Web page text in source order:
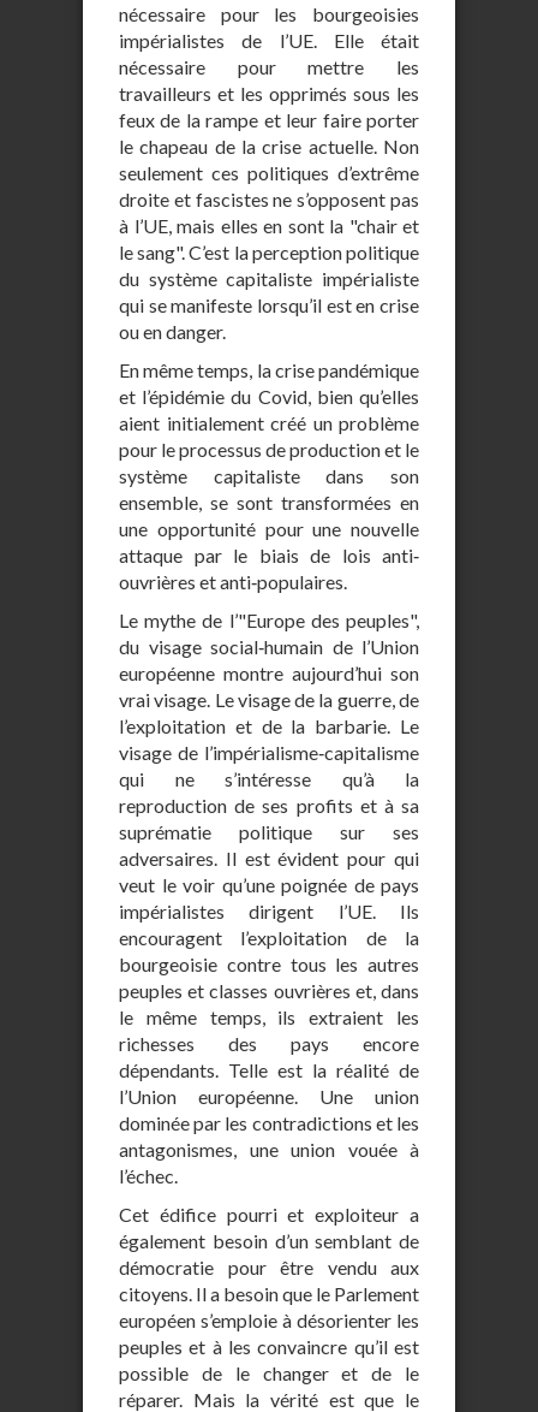
nécessaire pour les bourgeoisies
impérialistes de l’UE. Elle était
nécessaire pour mettre les
travailleurs et les opprimés sous les
feux de la rampe et leur faire porter
le chapeau de la crise actuelle. Non
seulement ces politiques d’extrême
droite et fascistes ne s’opposent pas
à l’UE, mais elles en sont la "chair et
le sang". C’est la perception politique
du système capitaliste impérialiste
qui se manifeste lorsqu’il est en crise
ou en danger.
En même temps, la crise pandémique
et l’épidémie du Covid, bien qu’elles
aient initialement créé un problème
pour le processus de production et le
système capitaliste dans son
ensemble, se sont transformées en
une opportunité pour une nouvelle
attaque par le biais de lois anti‐
ouvrières et anti‐populaires.
Le mythe de l’"Europe des peuples",
du visage social‐humain de l’Union
européenne montre aujourd’hui son
vrai visage. Le visage de la guerre, de
l’exploitation et de la barbarie. Le
visage de l’impérialisme‐capitalisme
qui ne s’intéresse qu’à la
reproduction de ses profits et à sa
suprématie politique sur ses
adversaires. Il est évident pour qui
veut le voir qu’une poignée de pays
impérialistes dirigent l’UE. Ils
encouragent l’exploitation de la
bourgeoisie contre tous les autres
peuples et classes ouvrières et, dans
le même temps, ils extraient les
richesses des pays encore
dépendants. Telle est la réalité de
l’Union européenne. Une union
dominée par les contradictions et les
antagonismes, une union vouée à
l’échec.
Cet édifice pourri et exploiteur a
également besoin d’un semblant de
démocratie pour être vendu aux
citoyens. Il a besoin que le Parlement
européen s’emploie à désorienter les
peuples et à les convaincre qu’il est
possible de le changer et de le
réparer. Mais la vérité est que le